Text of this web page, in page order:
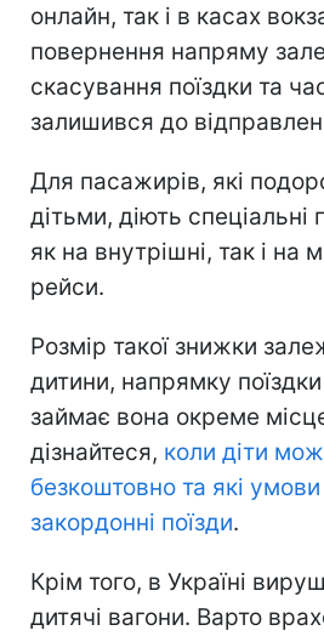
онлайн, так і в касах
повернення напряму
скасування поїздки та
залишився до
Для пасажирів, які
дітьми, діють спеціальні
як на внутрішні, так і на
рейси.
Розмір такої знижки
дитини, напрямку поїздки
займає вона окреме
дізнайтеся, коли діти
безкоштовно та які
закордонні поїзди.
Крім того, в Україні
дитячі вагони. Варто